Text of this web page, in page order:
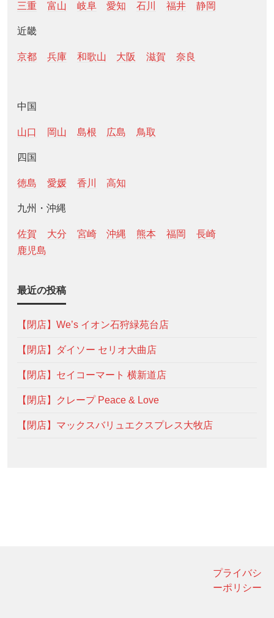
三重 富山 岐阜 愛知 石川 福井 静岡
近畿
京都 兵庫 和歌山 大阪 滋賀 奈良
中国
山口 岡山 島根 広島 鳥取
四国
徳島 愛媛 香川 高知
九州・沖縄
佐賀 大分 宮崎 沖縄 熊本 福岡
長崎
鹿児島
最近の投稿
【閉店】We’s イオン石狩緑苑台店
【閉店】ダイソー セリオ大曲店
【閉店】セイコーマート 横新道店
【閉店】クレープ Peace & Love
【閉店】マックスバリュエクスプレス大牧店
プライバシ
ーポリシー